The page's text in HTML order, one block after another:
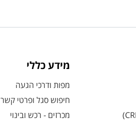
מידע כללי
מפות ודרכי הגעה
חיפוש סגל ופרטי קשר
מכרזים - רכש ובינוי